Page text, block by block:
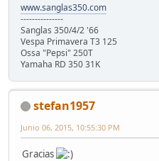
www.sanglas350.com
---------------
Sanglas 350/4/2 '66
Vespa Primavera T3 125
Ossa "Pepsi" 250T
Yamaha RD 350 31K
stefan1957
Junio 06, 2015, 10:55:30 PM
Gracias